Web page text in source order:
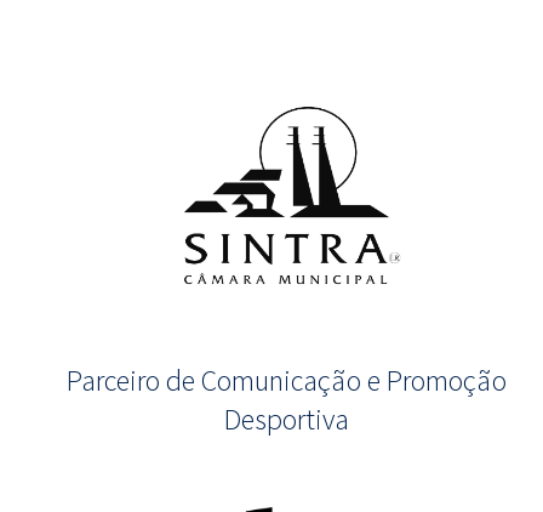
Parceiro de Comunicação e Promoção
Desportiva